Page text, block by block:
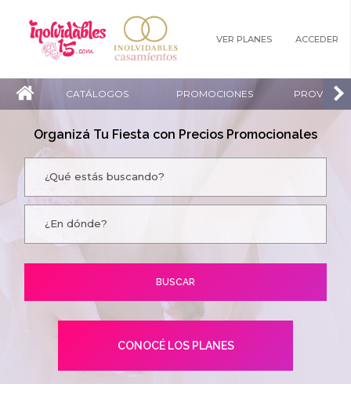
VER PLANES ACCEDER
CATÁLOGOS PROMOCIONES
Organizá Tu Fiesta con Precios Promocionales
CONOCÉ LOS PLANES